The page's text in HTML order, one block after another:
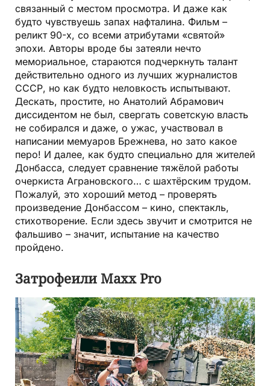
связанный с местом просмотра. И даже как
будто чувствуешь запах нафталина. Фильм –
реликт 90-х, со всеми атрибутами «святой»
эпохи. Авторы вроде бы затеяли нечто
мемориальное, стараются подчеркнуть талант
действительно одного из лучших журналистов
СССР, но как будто неловкость испытывают.
Дескать, простите, но Анатолий Абрамович
диссидентом не был, свергать советскую власть
не собирался и даже, о ужас, участвовал в
написании мемуаров Брежнева, но зато какое
перо! И далее, как будто специально для жителей
Донбасса, следует сравнение тяжёлой работы
очеркиста Аграновского… с шахтёрским трудом.
Пожалуй, это хороший метод – проверять
произведение Донбассом – кино, спектакль,
стихотворение. Если здесь звучит и смотрится не
фальшиво – значит, испытание на качество
пройдено.
Затрофеили Maxx Pro